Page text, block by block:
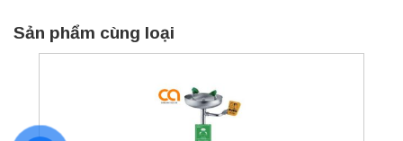
Sản phẩm cùng loại